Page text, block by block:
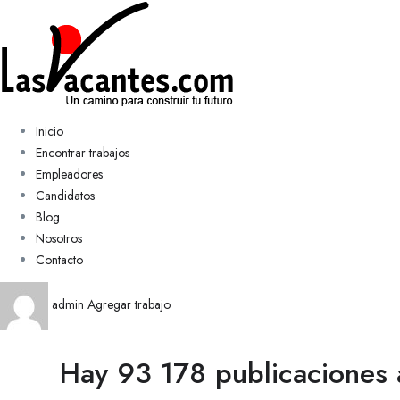
Inicio
Encontrar trabajos
Empleadores
Candidatos
Blog
Nosotros
Contacto
admin Agregar trabajo
Hay 93 178 publicaciones